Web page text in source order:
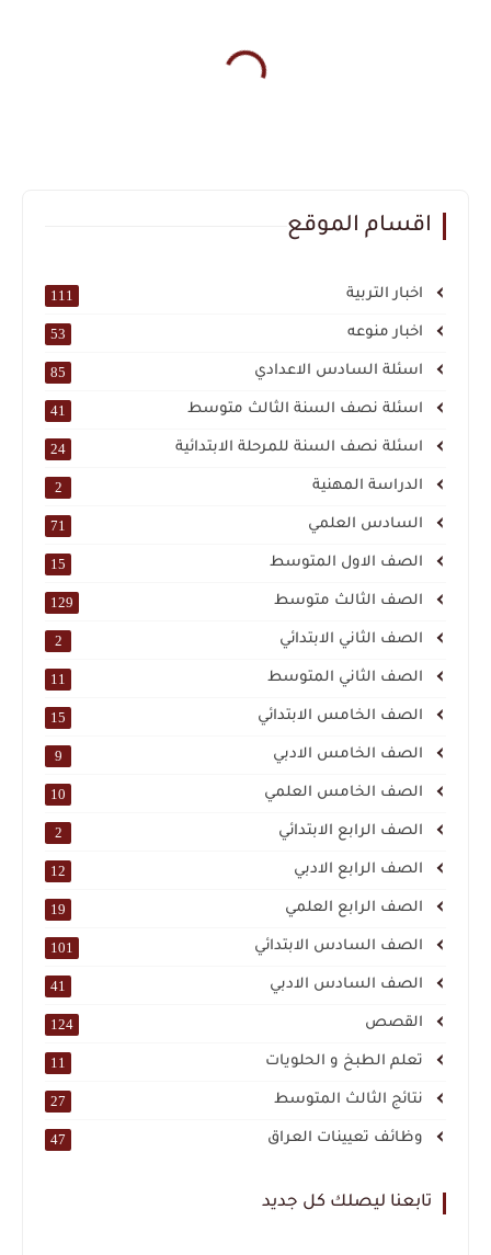
اقسام الموقع
اخبار التربية 111
اخبار منوعه 53
اسئلة السادس الاعدادي 85
اسئلة نصف السنة الثالث متوسط 41
اسئلة نصف السنة للمرحلة الابتدائية 24
الدراسة المهنية 2
السادس العلمي 71
الصف الاول المتوسط 15
الصف الثالث متوسط 129
الصف الثاني الابتدائي 2
الصف الثاني المتوسط 11
الصف الخامس الابتدائي 15
الصف الخامس الادبي 9
الصف الخامس العلمي 10
الصف الرابع الابتدائي 2
الصف الرابع الادبي 12
الصف الرابع العلمي 19
الصف السادس الابتدائي 101
الصف السادس الادبي 41
القصص 124
تعلم الطبخ و الحلويات 11
نتائج الثالث المتوسط 27
وظائف تعيينات العراق 47
تابعنا ليصلك كل جديد